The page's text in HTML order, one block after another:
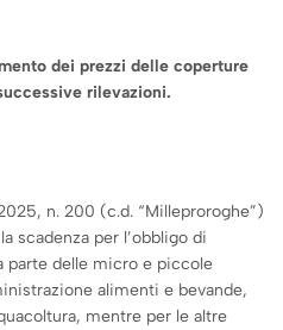
dei prezzi delle coperture
rilevazioni.
n. 200 (c.d. “Milleproroghe”)
scadenza per l’obbligo di
parte delle micro e piccole
alimenti e bevande,
mentre per le altre